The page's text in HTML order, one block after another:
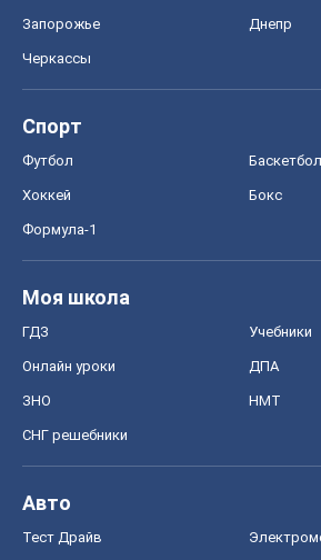
Запорожье Днепр
Черкассы
Спорт
Футбол Баскетбол
Хоккей Бокс
Формула-1
Моя школа
ГДЗ Учебники
Онлайн уроки ДПА
ЗНО НМТ
СНГ решебники
Авто
Тест Драйв